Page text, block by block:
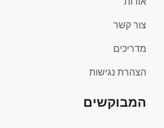
צור קשר
מדריכים
הצהרת נגישות
המבוקשים